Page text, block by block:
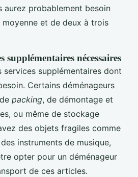
aurez probablement besoin
et de deux à trois
supplémentaires nécessaires
services supplémentaires dont
Certains déménageurs
packing, de démontage et
ou même de stockage
des objets fragiles comme
instruments de musique,
opter pour un déménageur
de ces articles.